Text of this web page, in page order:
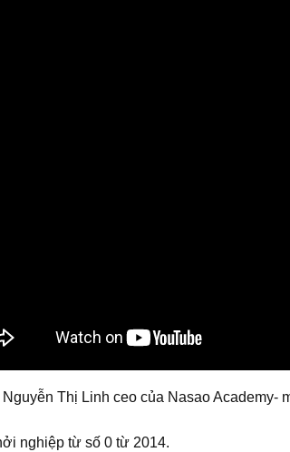
Nguyễn Thị Linh ceo của Nasao Academy-
nghiệp từ số 0 từ 2014.